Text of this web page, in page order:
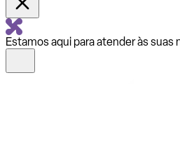
Estamos aqui para atender às suas